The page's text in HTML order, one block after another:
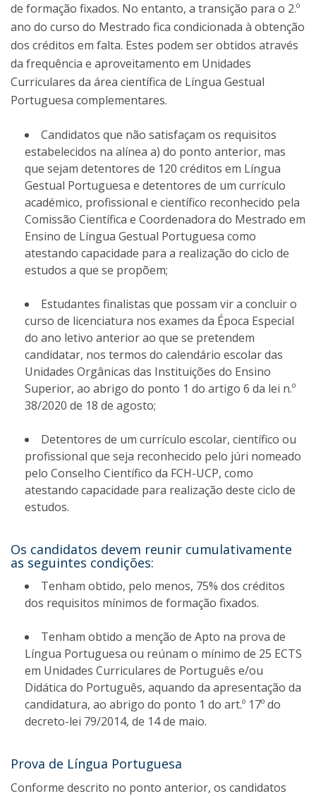
de formação fixados. No entanto, a transição para o 2.º
ano do curso do Mestrado fica condicionada à obtenção
dos créditos em falta. Estes podem ser obtidos através
da frequência e aproveitamento em Unidades
Curriculares da área científica de Língua Gestual
Portuguesa complementares.
Candidatos que não satisfaçam os requisitos
estabelecidos na alínea a) do ponto anterior, mas
que sejam detentores de 120 créditos em Língua
Gestual Portuguesa e detentores de um currículo
académico, profissional e científico reconhecido pela
Comissão Científica e Coordenadora do Mestrado em
Ensino de Língua Gestual Portuguesa como
atestando capacidade para a realização do ciclo de
estudos a que se propõem;
Estudantes finalistas que possam vir a concluir o
curso de licenciatura nos exames da Época Especial
do ano letivo anterior ao que se pretendem
candidatar, nos termos do calendário escolar das
Unidades Orgânicas das Instituições do Ensino
Superior, ao abrigo do ponto 1 do artigo 6 da lei n.º
38/2020 de 18 de agosto;
Detentores de um currículo escolar, científico ou
profissional que seja reconhecido pelo júri nomeado
pelo Conselho Científico da FCH-UCP, como
atestando capacidade para realização deste ciclo de
estudos.
Os candidatos devem reunir cumulativamente
as seguintes condições:
Tenham obtido, pelo menos, 75% dos créditos
dos requisitos mínimos de formação fixados.
Tenham obtido a menção de Apto na prova de
Língua Portuguesa ou reúnam o mínimo de 25 ECTS
em Unidades Curriculares de Português e/ou
Didática do Português, aquando da apresentação da
candidatura, ao abrigo do ponto 1 do art.º 17º do
decreto-lei 79/2014, de 14 de maio.
Prova de Língua Portuguesa
Conforme descrito no ponto anterior, os candidatos